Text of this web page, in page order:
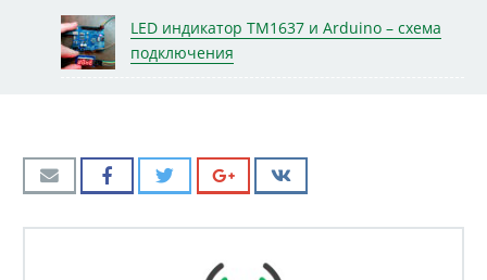
LED индикатор TM1637 и Arduino – схема
подключения